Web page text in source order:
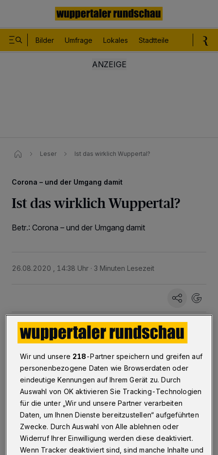
Bilder Umfrage Lokales Stadtteile
Leser Ist das wirklich Wuppertal?
Corona – und der Umgang damit
Ist das wirklich Wuppertal?
Betr.: Corona – und der Umgang damit
26.08.2020 , 14:38 Uhr 3 Minuten Lesezeit
S ind wir in Wuppertal jetzt solche? Solche,
die stolz sind, Jens Spahn (CDU) aus der
Stadt „gejagt“ und dies auf YouTube
verbreitet zu haben? Sind wir in Wuppertal
nun Corona-Lügner? Sind wir jetzt solche, die
eine höchst gefährliche Krankheit als Lüge
oder erfunden marginalisieren? Bedrohen wir
Wir und unsere 218-Partner speichern und greifen auf
personenbezogene Daten wie Browserdaten oder
eindeutige Kennungen auf Ihrem Gerät zu. Durch
Auswahl von OK aktivieren Sie Tracking-Technologien
für die unter „Wir und unsere Partner verarbeiten
Daten, um Ihnen Dienste bereitzustellen“ aufgeführten
Zwecke. Durch Auswahl von Alle ablehnen oder
Widerruf Ihrer Einwilligung werden diese deaktiviert.
Wenn Tracker deaktiviert sind, sind manche Inhalte und